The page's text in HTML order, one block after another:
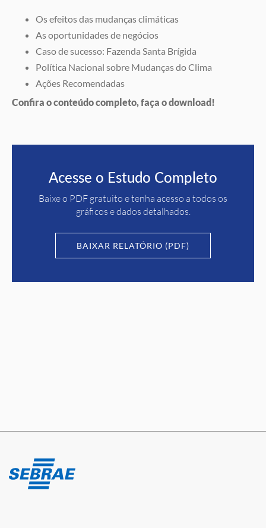
Os efeitos das mudanças climáticas
As oportunidades de negócios
Caso de sucesso: Fazenda Santa Brígida
Política Nacional sobre Mudanças do Clima
Ações Recomendadas
Confira o conteúdo completo, faça o download!
Acesse o Estudo Completo
Baixe o PDF gratuito e tenha acesso a todos os
gráficos e dados detalhados.
BAIXAR RELATÓRIO (PDF)